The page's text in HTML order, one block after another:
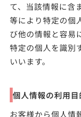
て、当該情報に含
等により特定の個
び他の情報と容易
特定の個人を識別
いいます。
個人情報の利用目
お客様から個人情